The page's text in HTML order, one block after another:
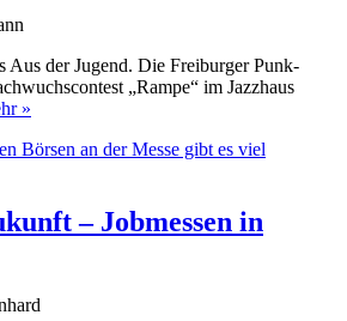
Aus der Jugend. Die Freiburger Punk-
„Rampe“ im Jazzhaus
»
– Jobmessen in